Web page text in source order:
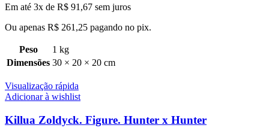
Em até 3x de R$ 91,67 sem juros
Ou apenas R$ 261,25 pagando no pix.
Peso
1 kg
Dimensões 30 × 20 × 20 cm
Visualização rápida
Adicionar à wishlist
Killua Zoldyck. Figure. Hunter x Hunter